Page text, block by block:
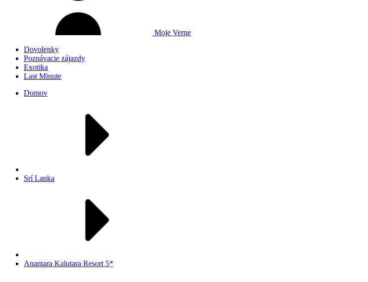
Moje Verne
Dovolenky
Poznávacie zájazdy
Exotika
Last Minute
Domov
Srí Lanka
Anantara Kalutara Resort 5*